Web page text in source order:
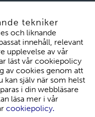
& Reklamationer
tekniker
och liknande
innehåll, relevant
upplevelse av vår
läst vår cookiepolicy
av cookies genom att
kan själv när som helst
i din webbläsare
läsa mer i vår
cookiepolicy.